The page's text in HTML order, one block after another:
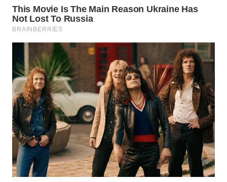
WN
LABUANBAJO
WN
BORNEO
Wahana
Media
Group
WAHANA
NEWS
WAHANA
TANI